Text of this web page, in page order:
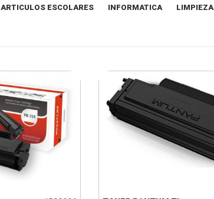
ARTICULOS ESCOLARES INFORMATICA LIMPIEZA